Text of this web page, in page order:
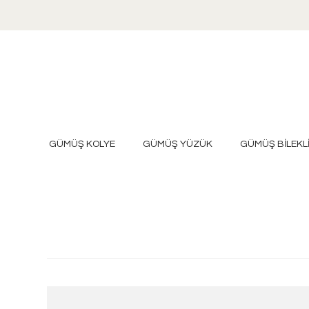
GÜMÜŞ KOLYE GÜMÜŞ YÜZÜK GÜMÜŞ